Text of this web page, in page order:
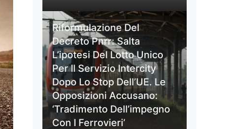
Riformulazione Del
Decreto Pnrr: Salta
L’ipotesi Del Lotto Unico
Per Il Servizio Intercity
Dopo Lo Stop Dell’UE. Le
Opposizioni Accusano:
‘Tradimento Dell’impegno
Con I Ferrovieri’